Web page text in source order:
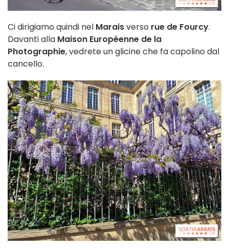
Ci dirigiamo quindi nel Maraisverso rue de Fourcy.
Davanti alla Maison Européenne de la
Photographie, vedrete un glicine che fa capolino dal
cancello.